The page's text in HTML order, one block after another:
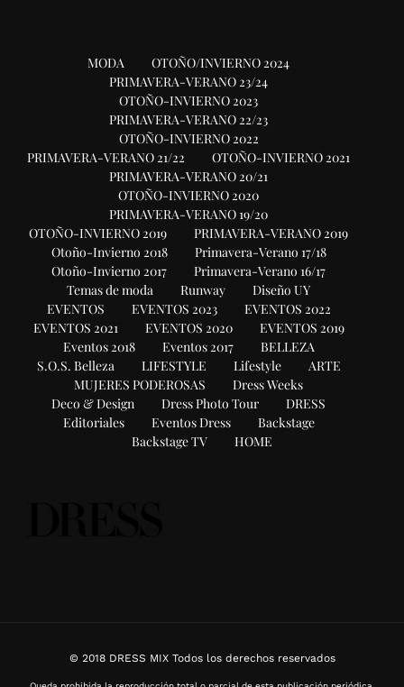
MODA
OTOÑO/INVIERNO 2024
PRIMAVERA-VERANO 23/24
OTOÑO-INVIERNO 2023
PRIMAVERA-VERANO 22/23
OTOÑO-INVIERNO 2022
PRIMAVERA-VERANO 21/22
OTOÑO-INVIERNO 2021
PRIMAVERA-VERANO 20/21
OTOÑO-INVIERNO 2020
PRIMAVERA-VERANO 19/20
OTOÑO-INVIERNO 2019
PRIMAVERA-VERANO 2019
Otoño-Invierno 2018
Primavera-Verano 17/18
Otoño-Invierno 2017
Primavera-Verano 16/17
Temas de moda
Runway
Diseño UY
EVENTOS
EVENTOS 2023
EVENTOS 2022
EVENTOS 2021
EVENTOS 2020
EVENTOS 2019
Eventos 2018
Eventos 2017
BELLEZA
S.O.S. Belleza
LIFESTYLE Lifestyle
ARTE
MUJERES PODEROSAS
Dress Weeks
Deco & Design
Dress Photo Tour
DRESS
Editoriales
Eventos Dress
Backstage
Backstage TV
HOME
© 2018 DRESS MIX Todos los derechos reservados